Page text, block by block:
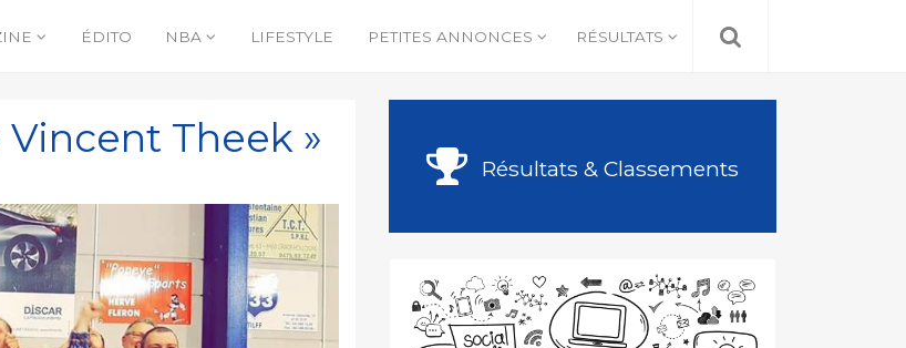
ÉDITO NBA LIFESTYLE PETITES ANNONCES RÉSULTATS
Theek »
Résultats & Classements